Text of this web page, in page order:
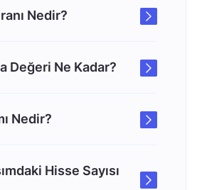
Nedir?
Değeri Ne Kadar?
Nedir?
Hisse Sayısı